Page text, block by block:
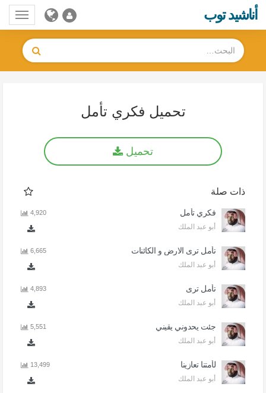
أناشيد توب
تحميل فكري تأمل
تحميل
ذات صلة
فكري تأمل
أبو عبد الملك
4,920
تأمل ترى الارض و الكائنات
أبو عبد الملك
6,665
تأمل ترى
أبو عبد الملك
4,893
جئت يحدوني يقيني
أبو عبد الملك
5,551
لأمتنا تعازينا
أبو عبد الملك
13,499